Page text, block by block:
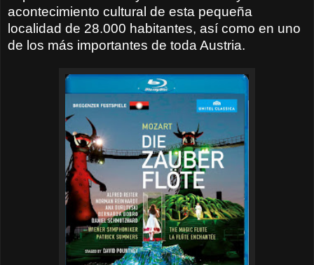
acontecimiento cultural de esta pequeña
localidad de 28.000 habitantes, así como en uno
de los más importantes de toda Austria.